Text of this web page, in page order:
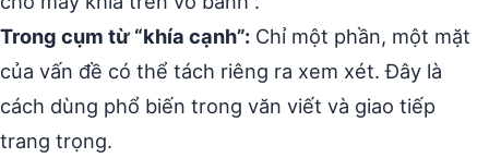
Trong cụm từ “khía cạnh”: Chỉ một phần, một mặt
của vấn đề có thể tách riêng ra xem xét. Đây là
cách dùng phổ biến trong văn viết và giao tiếp
trang trọng.